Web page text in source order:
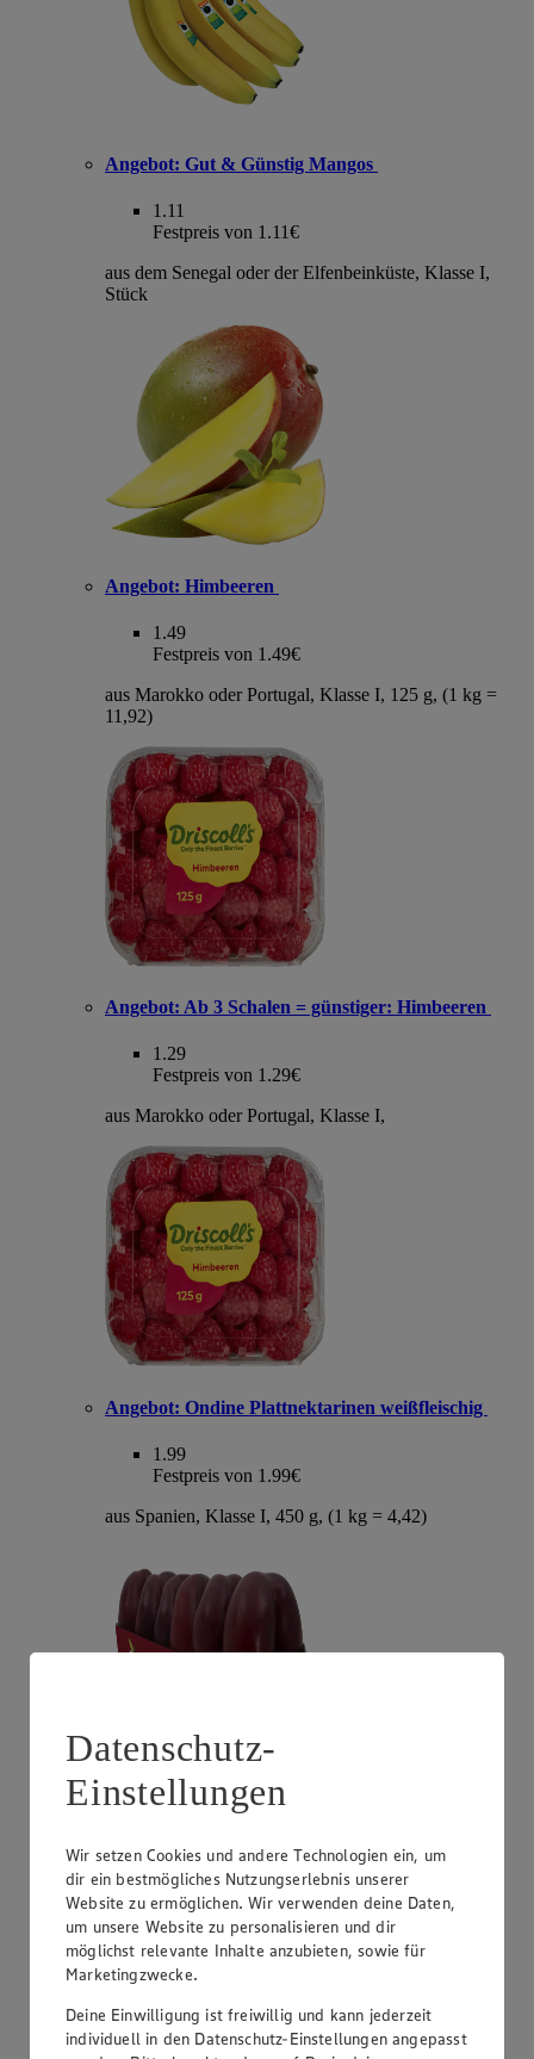
Angebot: Gut & Günstig Mangos
1.11
Festpreis von 1.11€
aus dem Senegal oder der Elfenbeinküste, Klasse I,
Stück
Angebot: Himbeeren
1.49
Festpreis von 1.49€
aus Marokko oder Portugal, Klasse I, 125 g, (1 kg =
11,92)
Angebot: Ab 3 Schalen = günstiger: Himbeeren
1.29
Festpreis von 1.29€
aus Marokko oder Portugal, Klasse I,
Angebot: Ondine Plattnektarinen weißfleischig
1.99
Festpreis von 1.99€
aus Spanien, Klasse I, 450 g, (1 kg = 4,42)
Angebot:Unsere Heimat Zucchini
1.49
Festpreis von 1.49€
aus Süddeutschland, Klasse I, 1 kg
Datenschutz-
Einstellungen
Wir setzen Cookies und andere Technologien ein, um
dir ein bestmögliches Nutzungserlebnis unserer
Website zu ermöglichen. Wir verwenden deine Daten,
um unsere Website zu personalisieren und dir
möglichst relevante Inhalte anzubieten, sowie für
Marketingzwecke.
Deine Einwilligung ist freiwillig und kann jederzeit
individuell in den Datenschutz-Einstellungen angepasst